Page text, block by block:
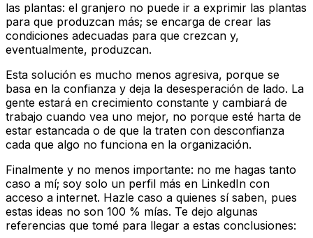
las plantas: el granjero no puede ir a exprimir las plantas
para que produzcan más; se encarga de crear las
condiciones adecuadas para que crezcan y,
eventualmente, produzcan.
Esta solución es mucho menos agresiva, porque se
basa en la confianza y deja la desesperación de lado. La
gente estará en crecimiento constante y cambiará de
trabajo cuando vea uno mejor, no porque esté harta de
estar estancada o de que la traten con desconfianza
cada que algo no funciona en la organización.
Finalmente y no menos importante: no me hagas tanto
caso a mí; soy solo un perfil más en LinkedIn con
acceso a internet. Hazle caso a quienes sí saben, pues
estas ideas no son 100 % mías. Te dejo algunas
referencias que tomé para llegar a estas conclusiones: